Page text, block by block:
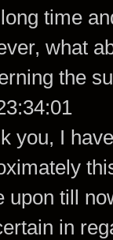
time
what
the
you, I
upon till
in